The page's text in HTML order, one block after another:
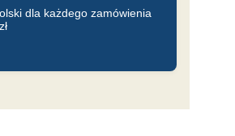
dla każdego zamówienia